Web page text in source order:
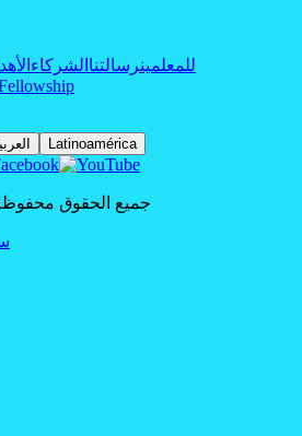
للمعلمينرسالتنا الشركاء
Latinoamérica
جميع الحقوق